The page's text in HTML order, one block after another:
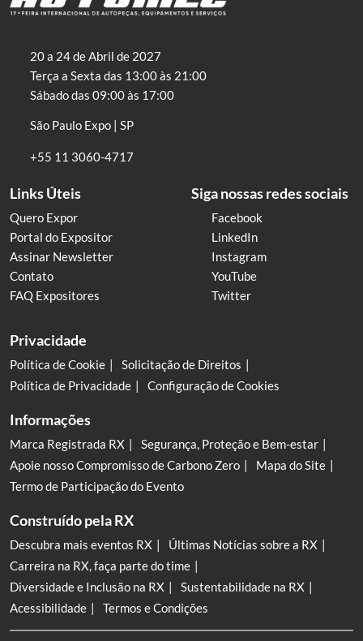
20 a 24 de Abril de 2027
Terça a Sexta das 13:00 às 21:00
Sábado das 09:00 às 17:00
São Paulo Expo | SP
+55 11 3060-4717
Links Úteis
Quero Expor
Portal do Expositor
Assinar Newsletter
Contato
FAQ Expositores
Siga nossas redes sociais
Facebook
LinkedIn
Instagram
YouTube
Twitter
Privacidade
Política de Cookie
Solicitação de Direitos
Política de Privacidade
Configuração de Cookies
Informações
Marca Registrada RX
Segurança, Proteção e Bem-estar
Apoie nosso Compromisso de Carbono Zero
Mapa do Site
Termo de Participação do Evento
Construído pela RX
Descubra mais eventos RX
Últimas Notícias sobre a RX
Carreira na RX, faça parte do time
Diversidade e Inclusão na RX
Sustentabilidade na RX
Acessibilidade
Termos e Condições